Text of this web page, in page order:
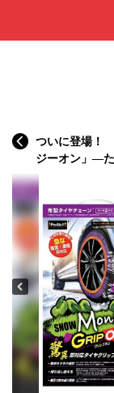
ついに登場！
ジーオン」—